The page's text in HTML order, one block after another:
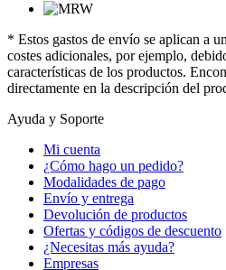
* Estos gastos de envío se aplican a
costes adicionales, por ejemplo,
características de los productos.
directamente en la descripción del
Ayuda y Soporte
Mi cuenta
¿Cómo hago un pedido?
Modalidades de pago
Envío y entrega
Devolución de productos
Ofertas y códigos de descuento
¿Necesitas más ayuda?
Empresas